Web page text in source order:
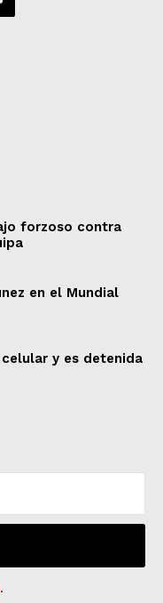
forzoso contra
en el Mundial
y es detenida
.